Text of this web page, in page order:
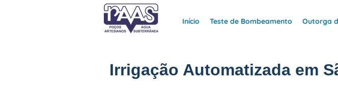
Início Teste de Bombeamento Outorga
Irrigação Automatizada em